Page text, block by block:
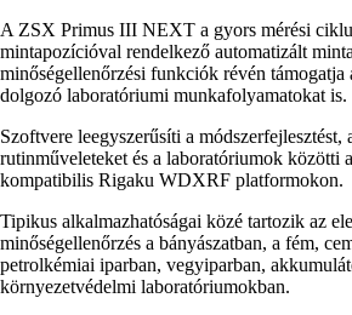
A ZSX Primus III NEXT a gyors mérési
mintapozícióval rendelkező automatizált
minőségellenőrzési funkciók révén támogatja
dolgozó laboratóriumi munkafolyamatokat is.
Szoftvere leegyszerűsíti a módszerfejlesztést,
rutinműveleteket és a laboratóriumok közötti
kompatibilis Rigaku WDXRF platformokon.
Tipikus alkalmazhatóságai közé tartozik az
minőségellenőrzés a bányászatban, a fém,
petrolkémiai iparban, vegyiparban,
környezetvédelmi laboratóriumokban.